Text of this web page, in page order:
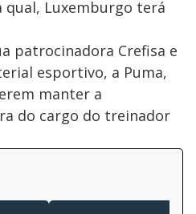
qual, Luxemburgo terá
patrocinadora Crefisa e
esportivo, a Puma,
manter a
do cargo do treinador